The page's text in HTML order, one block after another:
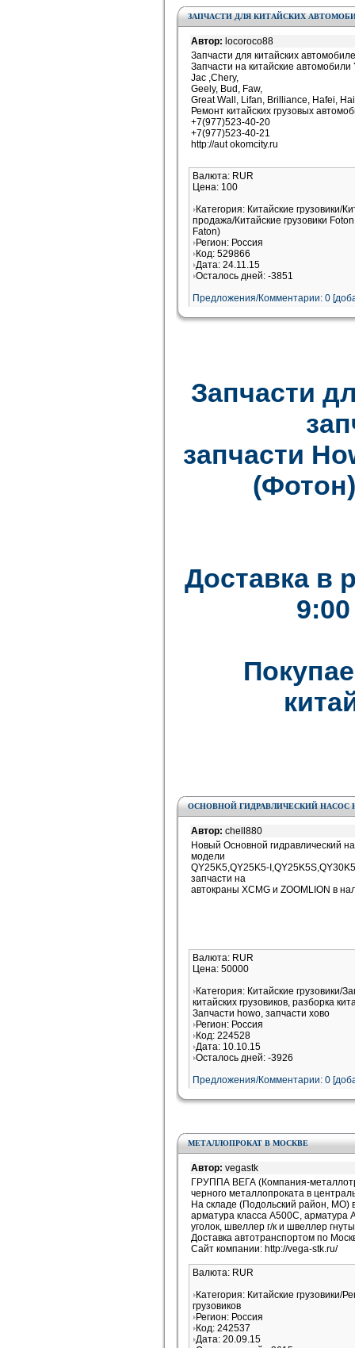
ЗАПЧАСТИ ДЛЯ КИТАЙСКИХ
Автор: locoroco88
Запчасти для китайских
Запчасти на китайские
Jac ,Chery,
Geely, Bud, Faw,
Great Wall, Lifan, Brilliance, Hafei,
Ремонт китайских грузовых
+7(977)523-40-20
+7(977)523-40-21
http://aut okomcity.ru
Валюта: RUR
Цена: 100
Категория: Китайские грузовики/
продажа/Китайские грузовики
Faton)
Регион: Россия
Код: 529866
Дата: 24.11.15
Осталось дней: -3851
Предложения/Комментарии: 0
Запчасти
запчасти
Доставка в
ОСНОВНОЙ ГИДРАВЛИЧЕСКИЙ НАСОС
Автор: chell880
Новый Основной гидравлический
модели
QY25K5,QY25K5-
запчасти на
автокраны XCMG и ZOOMLION в
Валюта: RUR
Цена: 50000
Категория: Китайские грузовики/
китайских грузовиков, разборка
Запчасти howo, запчасти хово
Регион: Россия
Код: 224528
Дата: 10.10.15
Осталось дней: -3926
Предложения/Комментарии: 0
МЕТАЛЛОПРОКАТ В МОСКВЕ
Автор: vegastk
ГРУППА ВЕГА (Компания-
черного металлопроката в
На складе (Подольский район, МО)
арматура класса А500С, арматура
уголок, швеллер г/к и швеллер
Доставка автотранспортом по
Сайт компании: http://vega-stk.ru/
Валюта: RUR
Категория: Китайские грузовики/
грузовиков
Регион: Россия
Код: 242537
Дата: 20.09.15